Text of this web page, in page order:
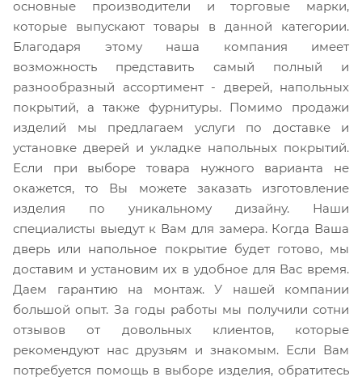
основные производители и торговые марки,
которые выпускают товары в данной категории.
Благодаря этому наша компания имеет
возможность представить самый полный и
разнообразный ассортимент - дверей, напольных
покрытий, а также фурнитуры. Помимо продажи
изделий мы предлагаем услуги по доставке и
установке дверей и укладке напольных покрытий.
Если при выборе товара нужного варианта не
окажется, то Вы можете заказать изготовление
изделия по уникальному дизайну. Наши
специалисты выедут к Вам для замера. Когда Ваша
дверь или напольное покрытие будет готово, мы
доставим и установим их в удобное для Вас время.
Даем гарантию на монтаж. У нашей компании
большой опыт. За годы работы мы получили сотни
отзывов от довольных клиентов, которые
рекомендуют нас друзьям и знакомым. Если Вам
потребуется помощь в выборе изделия, обратитесь